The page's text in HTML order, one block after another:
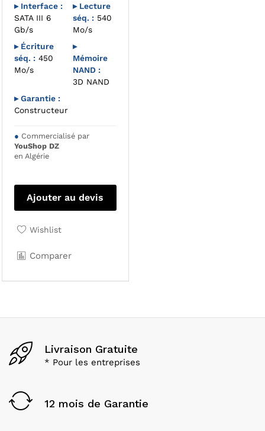
▸ Interface :
SATA III 6
Gb/s
▸ Lecture
séq. :540
Mo/s
▸ Écriture
séq. :450
Mo/s
▸
Mémoire
NAND :
3D NAND
▸ Garantie :
Constructeur
● Commercialisé par
YouShop DZ
en Algérie
Ajouter au devis
Wishlist
Comparer
Livraison Gratuite
* Pour les entreprises
12 mois de Garantie